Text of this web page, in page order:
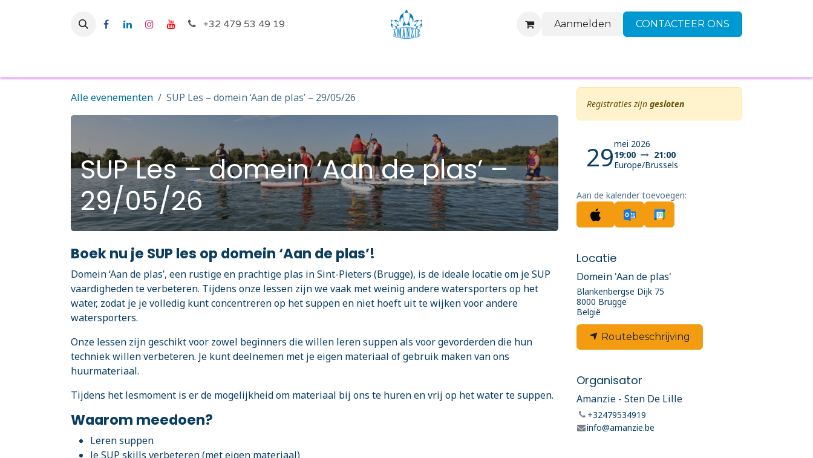
+32 479 53 49 19 Aanmelden CONTACTEER ONS
Alle evenementen SUP Les – domein ‘Aan de plas’ – 29/05/26
SUP Les – domein ‘Aan de plas’ –
29/05/26
Boek nu je SUP les op domein ‘Aan de plas’!
Domein ‘Aan de plas’, een rustige en prachtige plas in Sint-Pieters (Brugge), is de ideale locatie om je SUP
vaardigheden te verbeteren. Tijdens onze lessen zijn we vaak met weinig andere watersporters op het
water, zodat je je volledig kunt concentreren op het suppen en niet hoeft uit te wijken voor andere
watersporters.
Onze lessen zijn geschikt voor zowel beginners die willen leren suppen als voor gevorderden die hun
techniek willen verbeteren. Je kunt deelnemen met je eigen materiaal of gebruik maken van ons
huurmateriaal.
Tijdens het lesmoment is er de mogelijkheid om materiaal bij ons te huren en vrij op het water te suppen.
Waarom meedoen?
Leren suppen
Je SUP skills verbeteren (met eigen materiaal)
Registraties zijn gesloten
29mei 2026
19:00
21:00
Europe/Brussels
Aan de kalender toevoegen:
Locatie
Domein 'Aan de plas'
Blankenbergse Dijk 75
8000 Brugge
België
Routebeschrijving
Organisator
Amanzie - Sten De Lille
+32479534919
info@amanzie.be